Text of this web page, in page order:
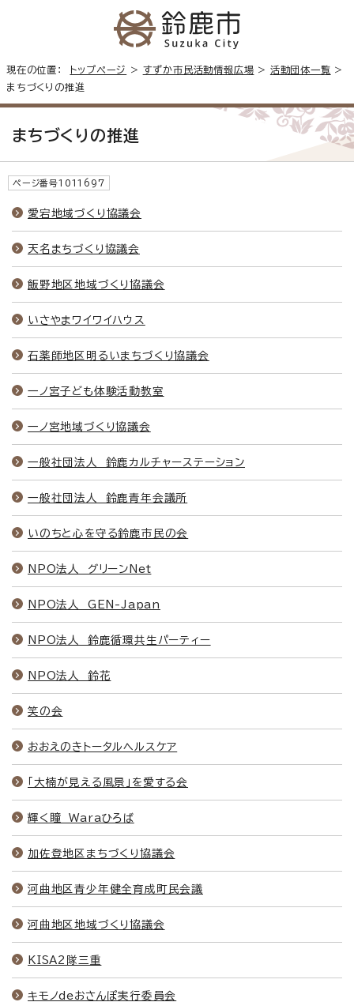
現在の位置： トップページ > すずか市民活動情報広場 > 活動団体一覧 >
まちづくりの推進
まちづくりの推進
ページ番号1011697
愛宕地域づくり協議会
天名まちづくり協議会
飯野地区地域づくり協議会
いさやまワイワイハウス
石薬師地区明るいまちづくり協議会
一ノ宮子ども体験活動教室
一ノ宮地域づくり協議会
一般社団法人 鈴鹿カルチャーステーション
一般社団法人 鈴鹿青年会議所
いのちと心を守る鈴鹿市民の会
NPO法人 グリーンNet
NPO法人 GEN-Japan
NPO法人 鈴鹿循環共生パーティー
NPO法人 鈴花
笑の会
おおえのきトータルヘルスケア
「大楠が見える風景」を愛する会
輝く瞳 Waraひろば
加佐登地区まちづくり協議会
河曲地区青少年健全育成町民会議
河曲地区地域づくり協議会
KISA2隊三重
キモノdeおさんぽ実行委員会